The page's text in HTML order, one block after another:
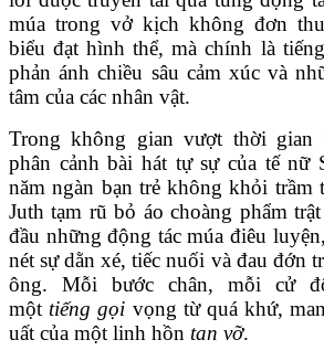
múa trong vở kịch không đơn
biểu đạt hình thể, mà chính là
phản ánh chiều sâu cảm xúc và
tâm của các nhân vật.
Trong không gian vượt thời
phân cảnh bài hát tự sự của tế nữ
năm ngàn bạn trẻ không khỏi trầm
Juth tạm rũ bỏ áo choàng phẩm
đầu những động tác múa điêu
nét sự dằn xé, tiếc nuối và đau đớn
ông. Mỗi bước chân, mỗi cử
một tiếng gọi vọng từ quá khứ,
uất của một linh hồn tan vỡ.